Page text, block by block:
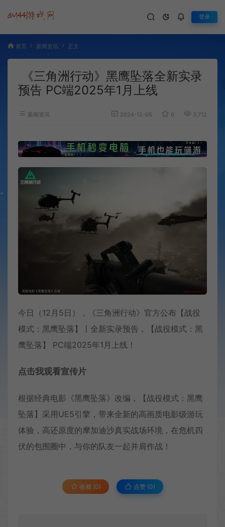
登录
首页 新闻资讯 正文
《三角洲行动》黑鹰坠落全新实录
预告 PC端2025年1月上线
新闻资讯 2024-12-05 0 3,712
今日（12月5日），《三角洲行动》官方公布【战役
模式：黑鹰坠落】丨全新实录预告，【战役模式：黑
鹰坠落】 PC端2025年1月上线！
点击我观看宣传片
根据经典电影《黑鹰坠落》改编，【战役模式：黑鹰
坠落】采用UE5引擎，带来全新的高画质电影级游玩
体验，高还原度的摩加迪沙真实战场环境，在危机四
伏的包围圈中，与你的队友一起并肩作战！
收藏 (0) 点赞 (0)